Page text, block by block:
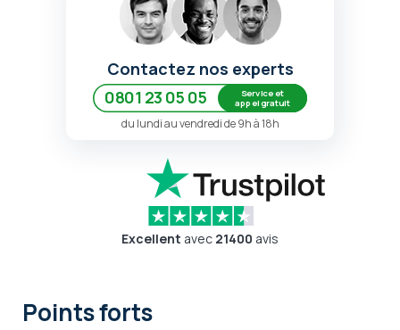
Contactez nos experts
0801 23 05 05
Service et
appel gratuit
du lundi au vendredi de 9h à 18h
Excellent avec 21400 avis
Points forts